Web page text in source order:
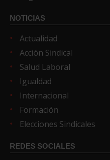
NOTICIAS
Actualidad
Acción Sindical
Salud Laboral
Igualdad
Internacional
Formación
Elecciones Sindicales
REDES SOCIALES